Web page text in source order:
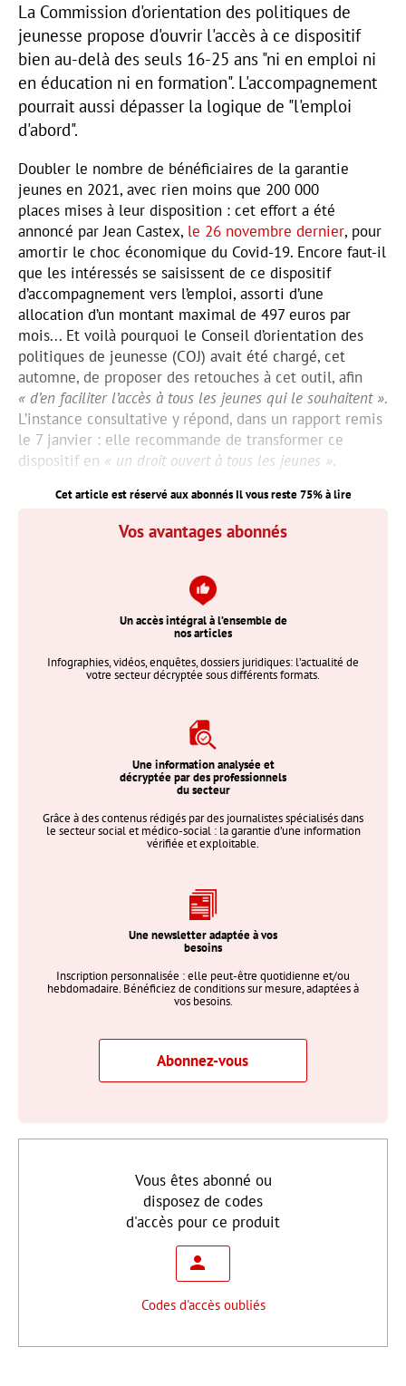
La Commission d'orientation des politiques de
jeunesse propose d'ouvrir l'accès à ce dispositif
bien au-delà des seuls 16-25 ans "ni en emploi ni
en éducation ni en formation". L'accompagnement
pourrait aussi dépasser la logique de "l'emploi
d'abord".
Doubler le nombre de bénéficiaires de la garantie
jeunes en 2021, avec rien moins que 200 000
places mises à leur disposition : cet effort a été
annoncé par Jean Castex, le 26 novembre dernier, pour
amortir le choc économique du Covid-19. Encore faut-il
que les intéressés se saisissent de ce dispositif
d’accompagnement vers l’emploi, assorti d’une
allocation d’un montant maximal de 497 euros par
mois... Et voilà pourquoi le Conseil d’orientation des
politiques de jeunesse (COJ) avait été chargé, cet
automne, de proposer des retouches à cet outil, afin
« d’en faciliter l’accès à tous les jeunes qui le souhaitent ».
L’instance consultative y répond, dans un rapport remis
le 7 janvier : elle recommande de transformer ce
dispositif en « un droit ouvert à tous les jeunes ».
Cet article est réservé aux abonnés Il vous reste75% à lire
Vos avantages abonnés
Un accès intégral à l’ensemble de
nos articles
Infographies, vidéos, enquêtes, dossiers juridiques: l’actualité de
votre secteur décryptée sous différents formats.
Une information analysée et
décryptée par des professionnels
du secteur
Grâce à des contenus rédigés par des journalistes spécialisés dans
le secteur social et médico-social : la garantie d’une information
vérifiée et exploitable.
Une newsletter adaptée à vos
besoins
Inscription personnalisée : elle peut-être quotidienne et/ou
hebdomadaire. Bénéficiez de conditions sur mesure, adaptées à
vos besoins.
Abonnez-vous
Vous êtes abonné ou
disposez de codes
d'accès pour ce produit
Codes d'accès oubliés